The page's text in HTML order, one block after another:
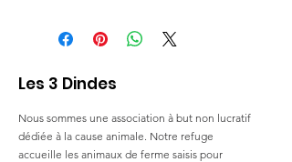
Les 3 Dindes
Nous sommes une association à but non lucratif
dédiée à la cause animale. Notre refuge
accueille les animaux de ferme saisis pour